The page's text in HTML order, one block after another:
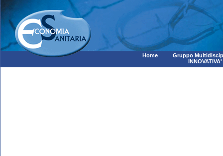
Home
Gruppo
INNOVATIVA'